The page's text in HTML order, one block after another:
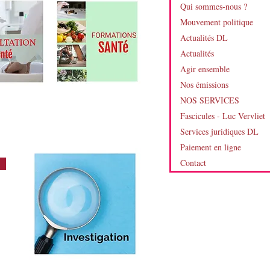
contre
la robotisation nous
vers une guerre
et ce,...
Qui sommes-nous ?
Mouvement politique
Actualités DL
Actualités
Agir ensemble
Nos émissions
NOS SERVICES
Fascicules - Luc Vervliet
Services juridiques DL
Paiement en ligne
Contact